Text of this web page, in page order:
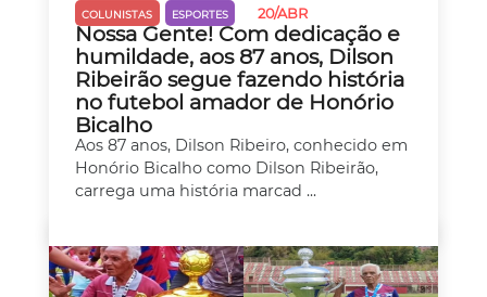
COLUNISTAS ESPORTES 20/ABR
Nossa Gente! Com dedicação e
humildade, aos 87 anos, Dilson
Ribeirão segue fazendo história
no futebol amador de Honório
Bicalho
Aos 87 anos, Dilson Ribeiro, conhecido em
Honório Bicalho como Dilson Ribeirão,
carrega uma história marcad ...